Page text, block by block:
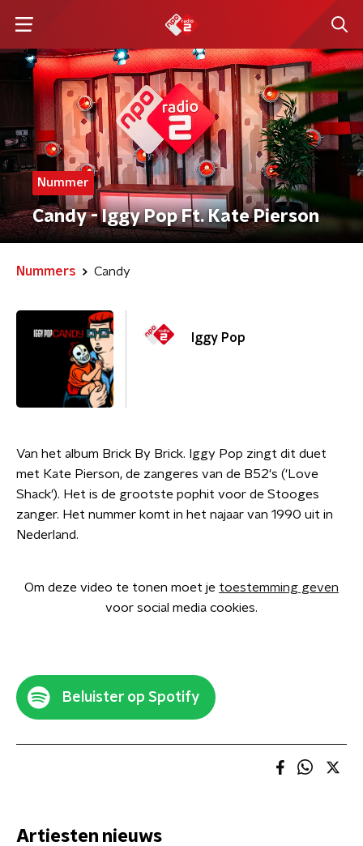
Nummer
Candy - Iggy Pop Ft. Kate Pierson
Nummers Candy
Iggy Pop
Van het album Brick By Brick. Iggy Pop zingt dit duet
met Kate Pierson, de zangeres van de B52's ('Love
Shack'). Het is de grootste pophit voor de Stooges
zanger. Het nummer komt in het najaar van 1990 uit in
Nederland.
Om deze video te tonen moet je toestemming geven
voor social media cookies.
Beluister op Spotify
Artiesten nieuws